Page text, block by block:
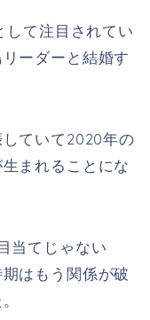
て注目されてい
ーダーと結婚す
ていて2020年の
まれることにな
当てじゃない
はもう関係が破